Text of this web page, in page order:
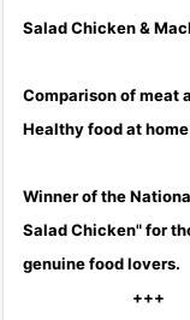
Salad Chicken &
Comparison of meat
Healthy food at
Winner of the
Salad Chicken" for
genuine food lovers.
+++